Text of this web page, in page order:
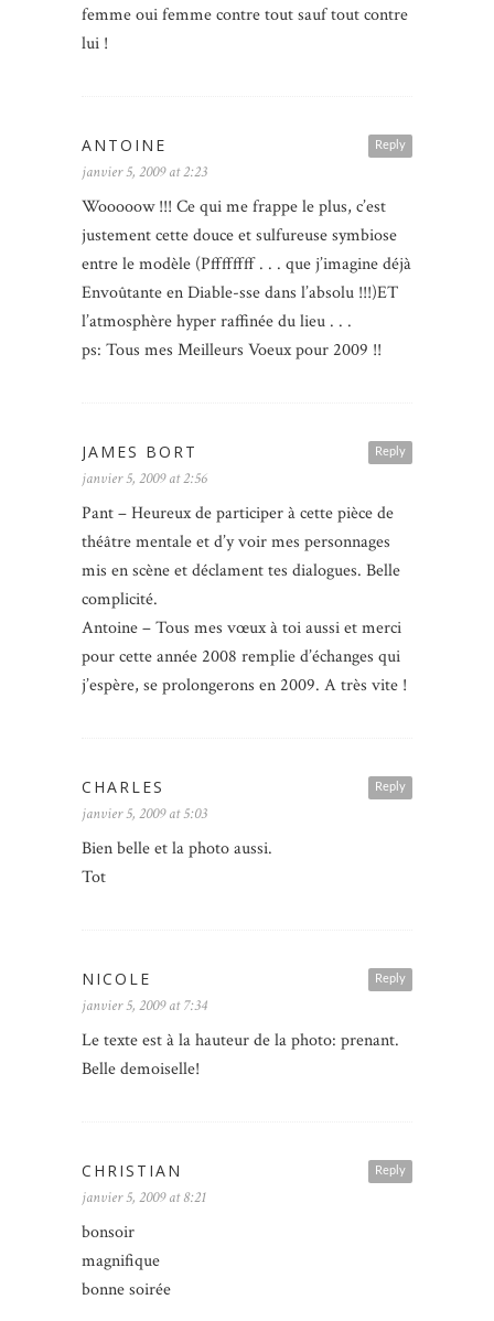
femme oui femme contre tout sauf tout contre
lui !
Reply
ANTOINE
janvier 5, 2009 at 2:23
Wooooow !!! Ce qui me frappe le plus, c’est
justement cette douce et sulfureuse symbiose
entre le modèle (Pffffffff . . . que j’imagine déjà
Envoûtante en Diable-sse dans l’absolu !!!)ET
l’atmosphère hyper raffinée du lieu . . .
ps: Tous mes Meilleurs Voeux pour 2009 !!
Reply
JAMES BORT
janvier 5, 2009 at 2:56
Pant – Heureux de participer à cette pièce de
théâtre mentale et d’y voir mes personnages
mis en scène et déclament tes dialogues. Belle
complicité.
Antoine – Tous mes vœux à toi aussi et merci
pour cette année 2008 remplie d’échanges qui
j’espère, se prolongerons en 2009. A très vite !
Reply
CHARLES
janvier 5, 2009 at 5:03
Bien belle et la photo aussi.
Tot
Reply
NICOLE
janvier 5, 2009 at 7:34
Le texte est à la hauteur de la photo: prenant.
Belle demoiselle!
Reply
CHRISTIAN
janvier 5, 2009 at 8:21
bonsoir
magnifique
bonne soirée